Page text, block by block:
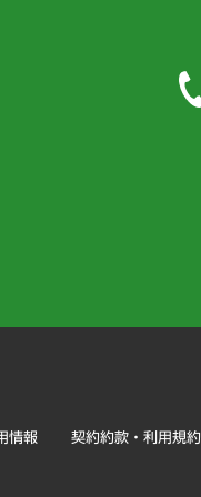
情報 契約約款・利用規約